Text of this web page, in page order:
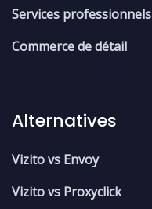
Services professionnels
Commerce de détail
Alternatives
Vizito vs Envoy
Vizito vs Proxyclick